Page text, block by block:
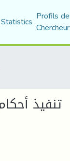
Statistics Profils
تنفيذ